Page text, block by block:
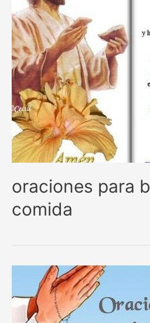
oraciones para
comida